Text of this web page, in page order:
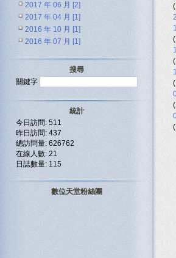
2017 年 06 月 [2]
2017 年 04 月 [1]
2016 年 10 月 [1]
2016 年 07 月 [1]
搜尋
關鍵字
統計
今日訪問: 511
昨日訪問: 437
總訪問量: 626762
在線人數: 21
日誌數量: 115
數位天堂粉絲團